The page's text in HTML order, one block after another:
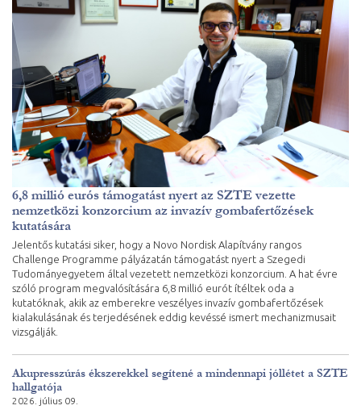
6,8 millió eurós támogatást nyert az SZTE vezette
nemzetközi konzorcium az invazív gombafertőzések
kutatására
Jelentős kutatási siker, hogy a Novo Nordisk Alapítvány rangos
Challenge Programme pályázatán támogatást nyert a Szegedi
Tudományegyetem által vezetett nemzetközi konzorcium. A hat évre
szóló program megvalósítására 6,8 millió eurót ítéltek oda a
kutatóknak, akik az emberekre veszélyes invazív gombafertőzések
kialakulásának és terjedésének eddig kevéssé ismert mechanizmusait
vizsgálják.
Akupresszúrás ékszerekkel segítené a mindennapi jóllétet a SZTE
hallgatója
2026. július 09.